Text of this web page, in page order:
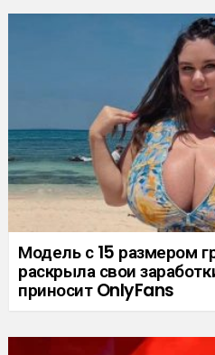
Модель с 15 размером
раскрыла свои
приносит OnlyFans